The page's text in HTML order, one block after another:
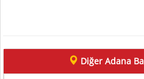
Diğer Adana